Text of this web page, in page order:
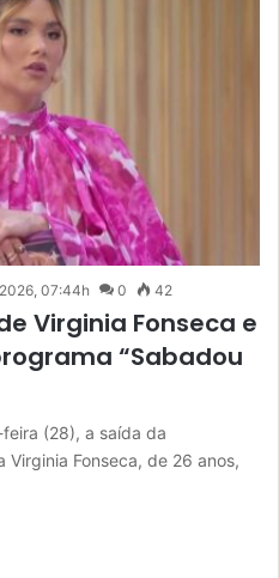
07:44h 0 42
Virginia Fonseca e
“Sabadou
(28), a saída da
Fonseca, de 26 anos,